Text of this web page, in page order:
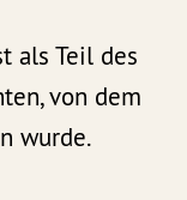
als Teil des
von dem
wurde.